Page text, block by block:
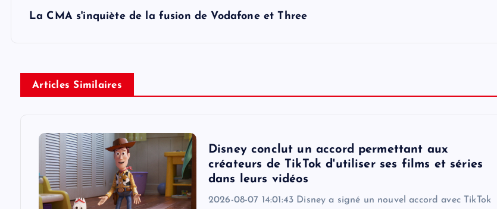
n
a
La CMA s'inquiète de la fusion de Vodafone et Three
Articles Similaires
Disney conclut un accord permettant aux
créateurs de TikTok d'utiliser ses films et séries
dans leurs vidéos
2026-08-07 14:01:43 Disney a signé un nouvel accord avec TikTok